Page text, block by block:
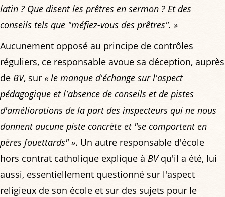
latin ? Que disent les prêtres en sermon ? Et des
conseils tels que "méfiez-vous des prêtres". »
Aucunement opposé au principe de contrôles
réguliers, ce responsable avoue sa déception, auprès
de BV, sur « le manque d'échange sur l'aspect
pédagogique et l'absence de conseils et de pistes
d'améliorations de la part des inspecteurs qui ne nous
donnent aucune piste concrète et "se comportent en
pères fouettards" ». Un autre responsable d'école
hors contrat catholique explique à BVqu'il a été, lui
aussi, essentiellement questionné sur l'aspect
religieux de son école et sur des sujets pour le